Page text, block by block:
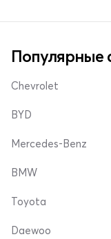
Популярные
Chevrolet
BYD
Mercedes-Benz
BMW
Toyota
Daewoo